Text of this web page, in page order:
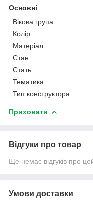
Основні
Вікова група
Колір
Матеріал
Стан
Стать
Тематика
Тип конструктора
Приховати
Відгуки про товар
Ще немає відгуків про
Умови доставки